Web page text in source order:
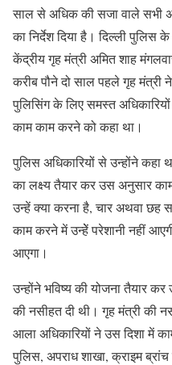
साल से अधिक की सजा वाले सभी
का निर्देश दिया है। दिल्ली
केंद्रीय गृह मंत्री अमित शाह
करीब पौने दो साल पहले गृह मंत्री
पुलिसिंग के लिए समस्त अधिकारियों
काम काम करने को कहा था।
पुलिस अधिकारियों से उन्होंने कहा
का लक्ष्य तैयार कर उस अनुसार
उन्हें क्या करना है, चार अथवा छह
काम करने में उन्हेें परेशानी नहीं
आएगा।
उन्होंने भविष्य की योजना तैयार
की नसीहत दी थी। गृह मंत्री की
आला अधिकारियों ने उस दिशा में
पुलिस, अपराध शाखा, क्राइम